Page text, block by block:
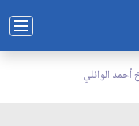
أحمد الوائلي